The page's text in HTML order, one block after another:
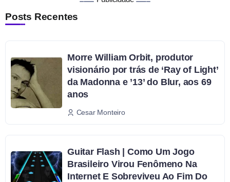
Posts Recentes
Morre William Orbit, produtor
visionário por trás de ‘Ray of Light’
da Madonna e ’13’ do Blur, aos 69
anos
Cesar Monteiro
Guitar Flash | Como Um Jogo
Brasileiro Virou Fenômeno Na
Internet E Sobreviveu Ao Fim Do